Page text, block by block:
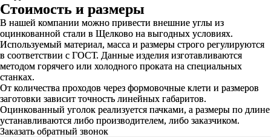
Стоимость и размеры
В нашей компании можно привести внешние углы из
оцинкованной стали в Щелково на выгодных условиях.
Используемый материал, масса и размеры строго регулируются
в соответствии с ГОСТ. Данные изделия изготавливаются
методом горячего или холодного проката на специальных
станках.
От количества проходов через формовочные клети и размеров
заготовки зависит точность линейных габаритов.
Оцинкованный уголок реализуется пачками, а размеры по длине
устанавливаются либо производителем, либо заказчиком.
Заказать обратный звонок